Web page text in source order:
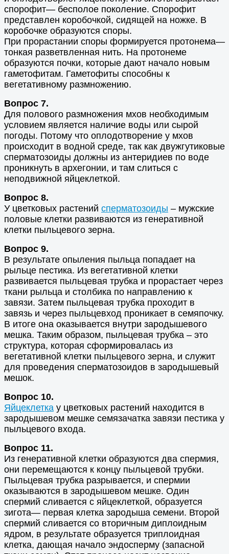
спорофит— бесполое поколение. Спорофит
представлен коробочкой, сидящей на ножке. В
коробочке образуются споры.
При прорастании споры формируется протонема—
тонкая разветвленная нить. На протонеме
образуются почки, которые дают начало новым
гаметофитам. Гаметофиты способны к
вегетативному размножению.
Вопрос 7.
Для полового размножения мхов необходимым
условием является наличие воды или сырой
погоды. Потому что оплодотворение у мхов
происходит в водной среде, так как двужгутиковые
сперматозоиды должны из антеридиев по воде
проникнуть в архегонии, и там слиться с
неподвижной яйцеклеткой.
Вопрос 8.
У цветковых растений сперматозоиды – мужские
половые клетки развиваются из генеративной
клетки пыльцевого зерна.
Вопрос 9.
В результате опыления пыльца попадает на
рыльце пестика. Из вегетативной клетки
развивается пыльцевая трубка и прорастает через
ткани рыльца и столбика по направлению к
завязи. Затем пыльцевая трубка проходит в
завязь и через пыльцевход проникает в семяпочку.
В итоге она оказывается внутри зародышевого
мешка. Таким образом, пыльцевая трубка – это
структура, которая сформировалась из
вегетативной клетки пыльцевого зерна, и служит
для проведения сперматозоидов в зародышевый
мешок.
Вопрос 10.
Яйцеклетка у цветковых растений находится в
зародышевом мешке семязачатка завязи пестика у
пыльцевого входа.
Вопрос 11.
Из генеративной клетки образуются два спермия,
они перемещаются к концу пыльцевой трубки.
Пыльцевая трубка разрывается, и спермии
оказываются в зародышевом мешке. Один
спермий сливается с яйцеклеткой, образуется
зигота— первая клетка зародыша семени. Второй
спермий сливается со вторичным диплоидным
ядром, в результате образуется триплоидная
клетка, дающая начало эндосперму (запасной